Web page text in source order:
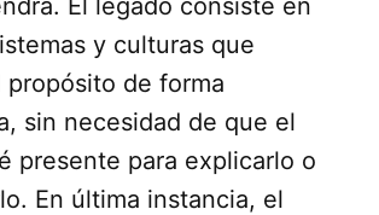
y culturas que
propósito de forma
sin necesidad de que el
presente para explicarlo o
En última instancia, el